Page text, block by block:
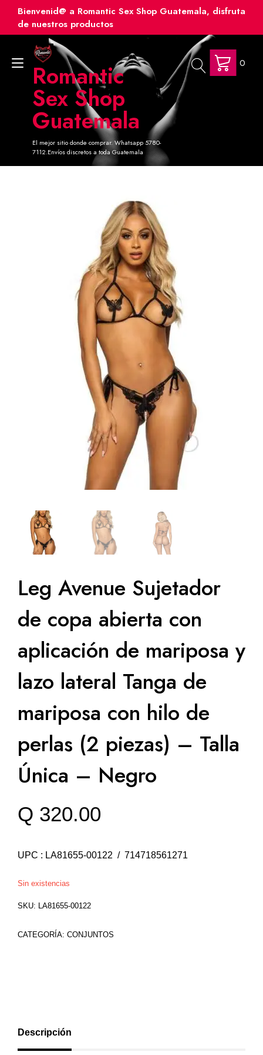
contenido
Bienvenid@ a Romantic Sex Shop Guatemala, disfruta
de nuestros productos
Romantic
Sex Shop
Guatemala
El mejor sitio donde comprar. Whatsapp 5780-
7112.Envíos discretos a toda Guatemala
Alternar
navegación
0
Leg Avenue Sujetador
de copa abierta con
aplicación de mariposa y
lazo lateral Tanga de
mariposa con hilo de
perlas (2 piezas) – Talla
Única – Negro
Q 320.00
UPC : LA81655-00122 / 714718561271
Sin existencias
SKU: LA81655-00122
CATEGORÍA: CONJUNTOS
Descripción